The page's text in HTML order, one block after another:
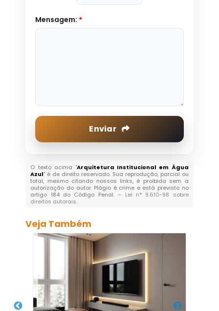
Mensagem: *
Enviar
O texto acima "Arquitetura Institucional em Água
Azul" é de direito reservado. Sua reprodução, parcial ou
total, mesmo citando nossos links, é proibida sem a
autorização do autor. Plágio é crime e está previsto no
artigo 184 do Código Penal. – Lei n° 9.610-98 sobre
direitos autorais.
Veja Também